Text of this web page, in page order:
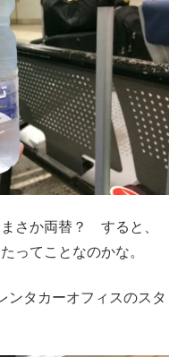
さか両替？ すると、
ってことなのかな。
ンタカーオフィスのスタ